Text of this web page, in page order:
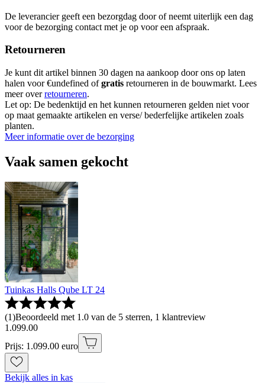
De leverancier geeft een bezorgdag door of neemt uiterlijk een dag
voor de bezorging contact met je op voor een afspraak.
Retourneren
Je kunt dit artikel binnen 30 dagen na aankoop door ons op laten
halen voor €undefined ofgratis retourneren in de bouwmarkt. Lees
meer overretourneren.
Let op: De bedenktijd en het kunnen retourneren gelden niet voor
op maat gemaakte artikelen en verse/ bederfelijke artikelen zoals
planten.
Meer informatie over de bezorging
Vaak samen gekocht
Tuinkas Halls Qube LT 24
(1)Beoordeeld met 1.0 van de 5 sterren, 1 klantreview
1 .099.00
Prijs: 1.099.00 euro
Bekijk alles in kas